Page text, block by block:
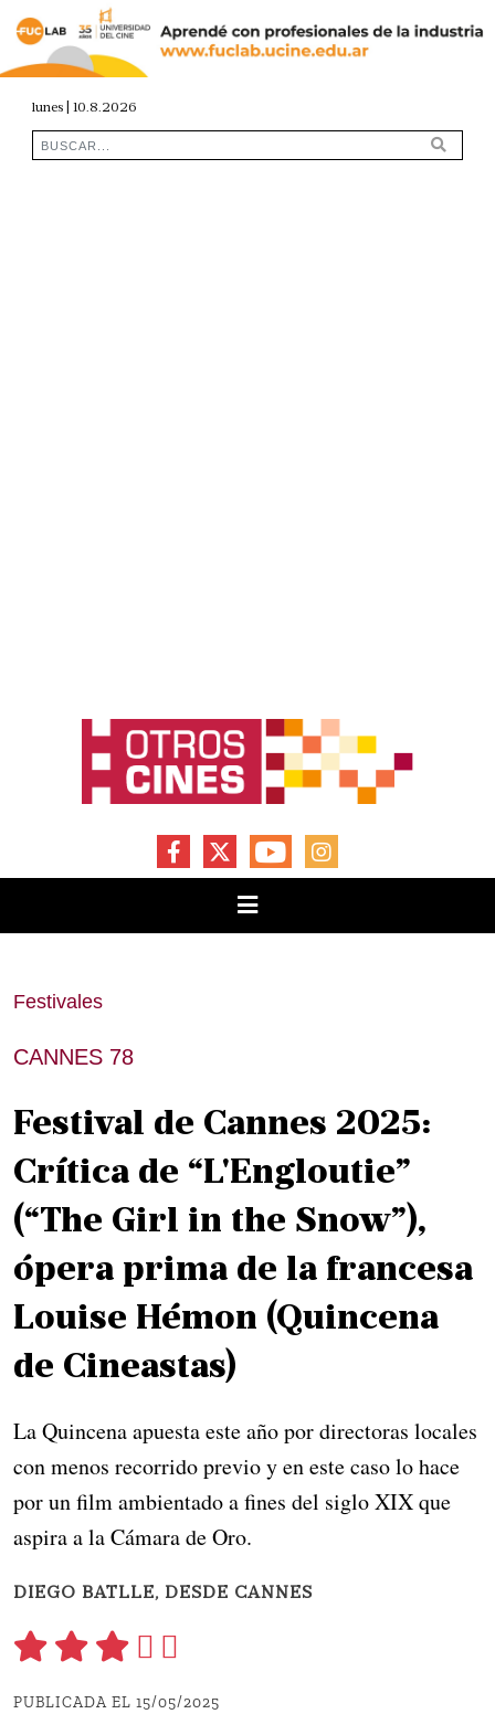
lunes | 10.8.2026
FACEBOOKYOUTUBEINSTAGRAM
Festivales
CANNES 78
Festival de Cannes 2025:
Crítica de “L'Engloutie”
(“The Girl in the Snow”),
ópera prima de la francesa
Louise Hémon (Quincena
de Cineastas)
La Quincena apuesta este año por directoras locales
con menos recorrido previo y en este caso lo hace
por un film ambientado a fines del siglo XIX que
aspira a la Cámara de Oro.
DIEGO BATLLE, DESDE CANNES
PUBLICADA EL 15/05/2025